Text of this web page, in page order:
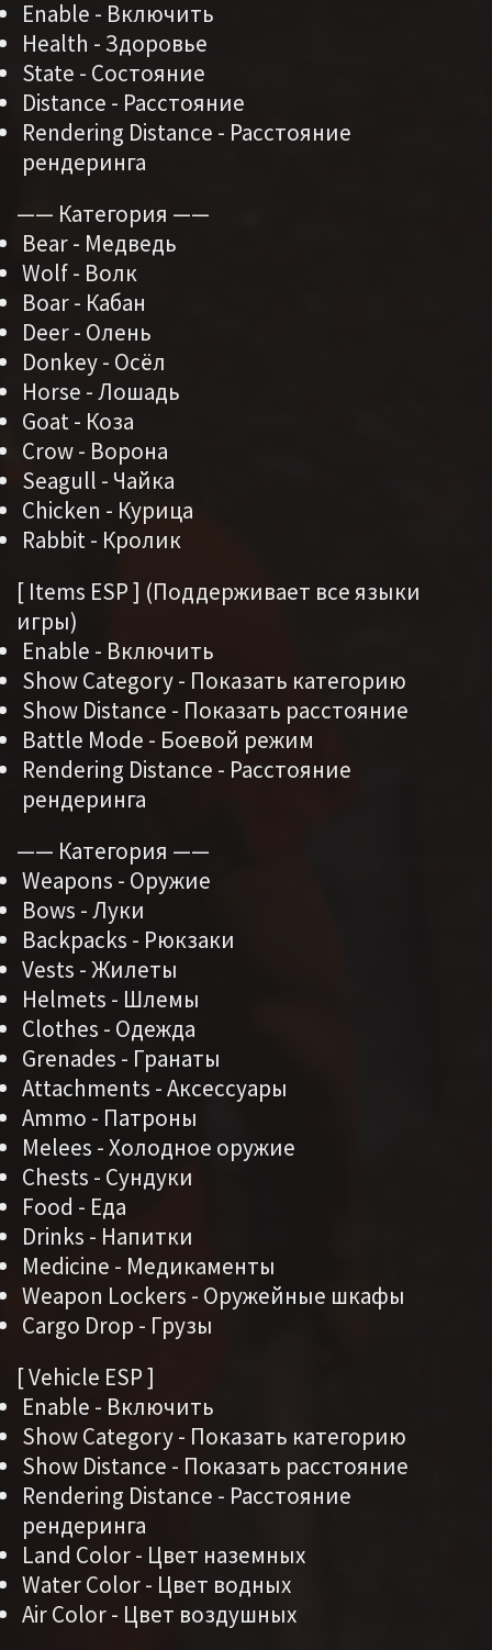
Enable - Включить
Health - Здоровье
State - Состояние
Distance - Расстояние
Rendering Distance - Расстояние
рендеринга
—— Категория ——
Bear - Медведь
Wolf - Волк
Boar - Кабан
Deer - Олень
Donkey - Осёл
Horse - Лошадь
Goat - Коза
Crow - Ворона
Seagull - Чайка
Chicken - Курица
Rabbit - Кролик
[ Items ESP ] (Поддерживает все языки
игры)
Enable - Включить
Show Category - Показать категорию
Show Distance - Показать расстояние
Battle Mode - Боевой режим
Rendering Distance - Расстояние
рендеринга
—— Категория ——
Weapons - Оружие
Bows - Луки
Backpacks - Рюкзаки
Vests - Жилеты
Helmets - Шлемы
Clothes - Одежда
Grenades - Гранаты
Attachments - Аксессуары
Ammo - Патроны
Melees - Холодное оружие
Chests - Сундуки
Food - Еда
Drinks - Напитки
Medicine - Медикаменты
Weapon Lockers - Оружейные шкафы
Cargo Drop - Грузы
[ Vehicle ESP ]
Enable - Включить
Show Category - Показать категорию
Show Distance - Показать расстояние
Rendering Distance - Расстояние
рендеринга
Land Color - Цвет наземных
Water Color - Цвет водных
Air Color - Цвет воздушных